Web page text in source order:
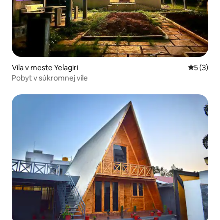
Vila v meste Yelagiri
5 (3)
Pobyt v súkromnej vile